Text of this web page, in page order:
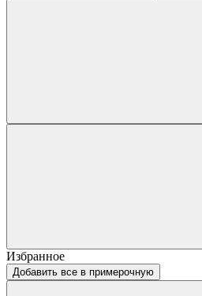
Избранное
Добавить все в примерочную